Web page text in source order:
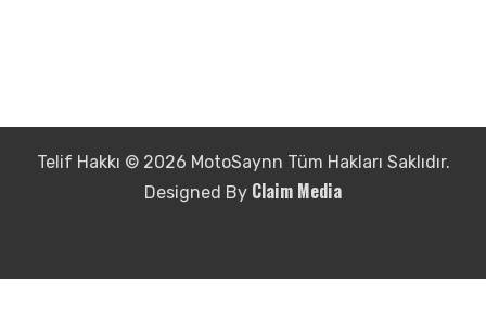
Telif Hakkı © 2026 MotoSaynn Tüm Hakları Saklıdır.
Designed By Claim Media